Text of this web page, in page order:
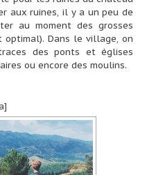
aux ruines, il y a un peu de
au moment des grosses
Dans le village, on
des ponts et églises
ou encore des moulins.